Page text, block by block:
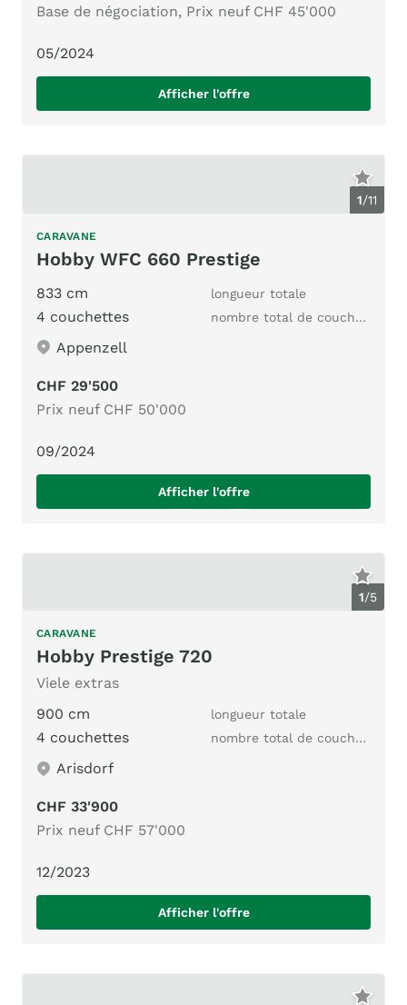
Base de négociation, Prix neuf CHF 45'000
05/2024
Afficher l'offre
1/11
CARAVANE
Hobby WFC 660 Prestige
833 cm longueur totale
4 couchettes nombre total de couchages
Appenzell
CHF 29'500
Prix neuf CHF 50'000
09/2024
Afficher l'offre
1/5
CARAVANE
Hobby Prestige 720
Viele extras
900 cm
longueur totale
4 couchettes nombre total de couchages
Arisdorf
CHF 33'900
Prix neuf CHF 57'000
12/2023
Afficher l'offre